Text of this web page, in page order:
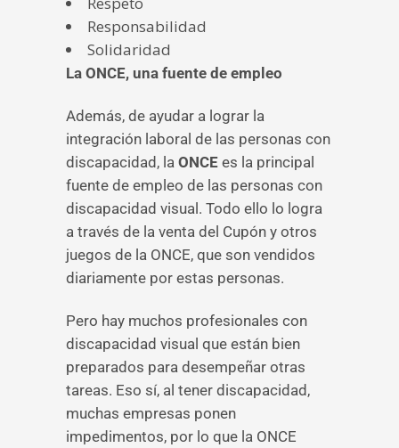
Responsabilidad
Solidaridad
La ONCE, una fuente de empleo
Además, de ayudar a lograr la
integración laboral de las personas con
discapacidad, la ONCE es la principal
fuente de empleo de las personas con
discapacidad visual. Todo ello lo logra
a través de la venta del Cupón y otros
juegos de la ONCE, que son vendidos
diariamente por estas personas.
Pero hay muchos profesionales con
discapacidad visual que están bien
preparados para desempeñar otras
tareas. Eso sí, al tener discapacidad,
muchas empresas ponen
impedimentos, por lo que la ONCE